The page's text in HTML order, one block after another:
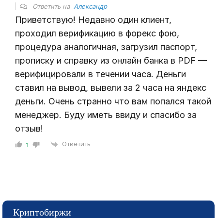
Ответить на Александр
Приветствую! Недавно один клиент,
проходил верификацию в форекс фою,
процедура аналогичная, загрузил паспорт,
прописку и справку из онлайн банка в PDF —
верифицировали в течении часа. Деньги
ставил на вывод, вывели за 2 часа на яндекс
деньги. Очень странно что вам попался такой
менеджер. Буду иметь ввиду и спасибо за
отзыв!
1 Ответить
Криптобиржи